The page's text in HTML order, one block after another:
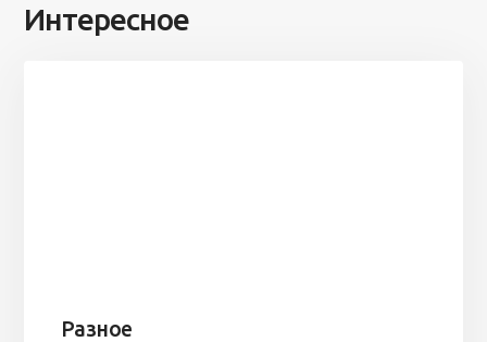
Интересное
Разное